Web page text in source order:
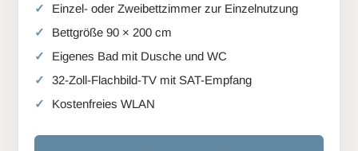
Einzel- oder Zweibettzimmer zur Einzelnutzung
Bettgröße 90 × 200 cm
Eigenes Bad mit Dusche und WC
32-Zoll-Flachbild-TV mit SAT-Empfang
Kostenfreies WLAN